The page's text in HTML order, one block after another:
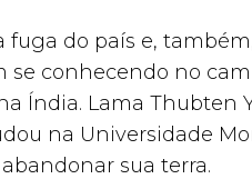
do país e,
se conhecendo no
Índia. Lama Thubten
na Universidade
sua terra.